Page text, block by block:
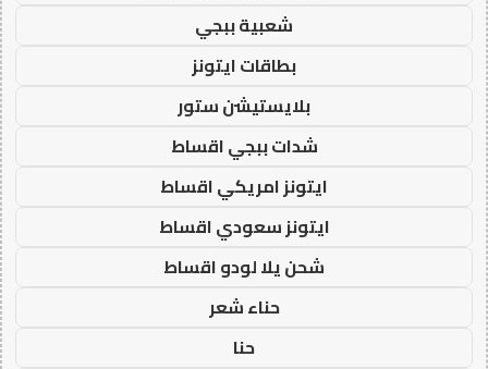
شعبية ببجي
بطاقات ايتونز
بلايستيشن ستور
شدات ببجي اقساط
ايتونز امريكي اقساط
ايتونز سعودي اقساط
شحن يلا لودو اقساط
حناء شعر
حنا